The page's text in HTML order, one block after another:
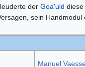
der Goa'uld diese
sein Handmodul
Manuel